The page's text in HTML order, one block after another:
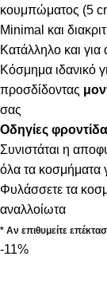
κουμπώματος (5
Minimal και
Κατάλληλο και για
Κόσμημα ιδανικό
προσδίδοντας
σας
Οδηγίες
Συνιστάται η
όλα τα κοσμήματα
Φυλάσσετε τα
αναλλοίωτα
* Αν επιθυμείτε
-11%